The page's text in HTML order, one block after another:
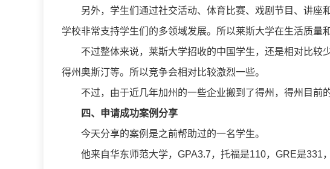
另外，学生们通过社交活动、体育比赛、戏剧节目、讲座
学校非常支持学生们的多领域发展。所以莱斯大学在生活质量
不过整体来说，莱斯大学招收的中国学生，还是相对比
得州奥斯汀等。所以竞争会相对比较激烈一些。
不过，由于近几年加州的一些企业搬到了得州，得州目前
四、申请成功案例分享
今天分享的案例是之前帮助过的一名学生。
他来自华东师范大学，GPA3.7，托福是110，GRE是331